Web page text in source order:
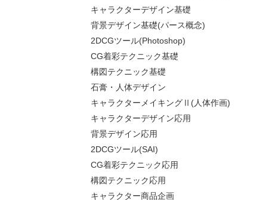
キャラクターデザイン基礎
背景デザイン基礎(パース概念)
2DCGツール(Photoshop)
CG着彩テクニック基礎
構図テクニック基礎
石膏・人体デザイン
キャラクターメイキングⅡ(人体作画)
キャラクターデザイン応用
背景デザイン応用
2DCGツール(SAI)
CG着彩テクニック応用
構図テクニック応用
キャラクター商品企画